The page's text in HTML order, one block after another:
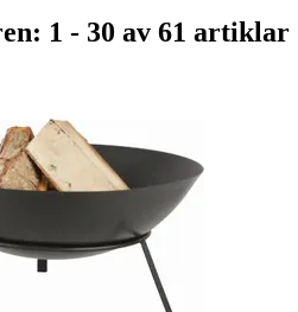
1 - 30 av 61 artiklar